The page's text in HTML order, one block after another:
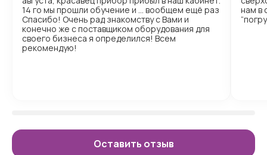
14 го мы прошли обучение и … вообщем ещё раз
Спасибо! Очень рад знакомству с Вами и
конечно же с поставщиком оборудования для
своего бизнеса я определился! Всем
рекомендую!
нам в
Оставить отзыв